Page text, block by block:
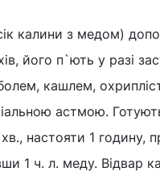
калини з медом)
його п`ють у разі
кашлем,
астмою.
настояти 1 годину,
1 ч. л. меду. Відвар